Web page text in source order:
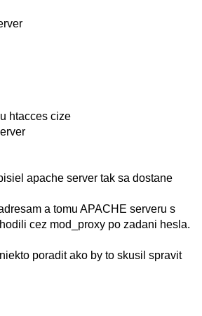
htacces cize
apache server tak sa dostane
a tomu APACHE serveru s
cez mod_proxy po zadani hesla.
poradit ako by to skusil spravit